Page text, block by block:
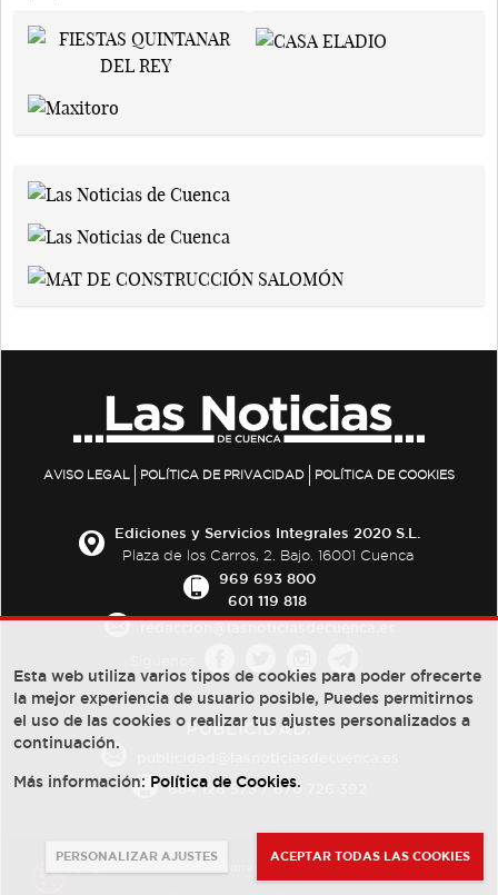
AVISO LEGAL POLÍTICA DE PRIVACIDAD POLÍTICA DE COOKIES
Ediciones y Servicios Integrales 2020 S.L.
Plaza de los Carros, 2. Bajo. 16001 Cuenca
969 693 800
601 119 818
PUBLICIDAD:
684 126 573/670 726 392
Esta web utiliza varios tipos de cookies para poder ofrecerte
la mejor experiencia de usuario posible, Puedes permitirnos
el uso de las cookies o realizar tus ajustes personalizados a
continuación.
Más información: Política de Cookies.
PERSONALIZAR AJUSTES ACEPTAR TODAS LAS COOKIES